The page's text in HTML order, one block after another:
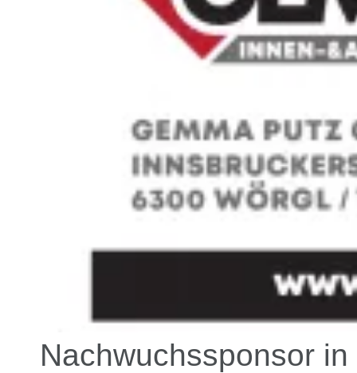
Nachwuchssponsor